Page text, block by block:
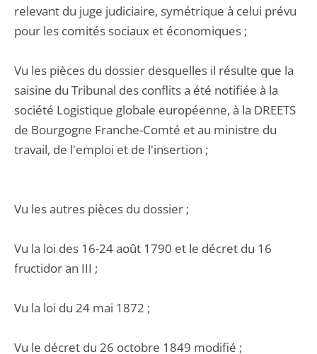
relevant du juge judiciaire, symétrique à celui prévu
pour les comités sociaux et économiques ;
Vu les pièces du dossier desquelles il résulte que la
saisine du Tribunal des conflits a été notifiée à la
société Logistique globale européenne, à la DREETS
de Bourgogne Franche-Comté et au ministre du
travail, de l'emploi et de l'insertion ;
Vu les autres pièces du dossier ;
Vu la loi des 16-24 août 1790 et le décret du 16
fructidor an III ;
Vu la loi du 24 mai 1872 ;
Vu le décret du 26 octobre 1849 modifié ;